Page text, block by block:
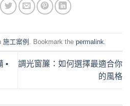
施工案例 . Bookmark the permalink
•
調光窗簾：如何選擇最適合你
的風格